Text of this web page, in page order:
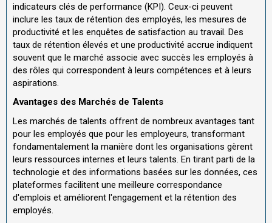
indicateurs clés de performance (KPI). Ceux-ci peuvent
inclure les taux de rétention des employés, les mesures de
productivité et les enquêtes de satisfaction au travail. Des
taux de rétention élevés et une productivité accrue indiquent
souvent que le marché associe avec succès les employés à
des rôles qui correspondent à leurs compétences et à leurs
aspirations.
Avantages des Marchés de Talents
Les marchés de talents offrent de nombreux avantages tant
pour les employés que pour les employeurs, transformant
fondamentalement la manière dont les organisations gèrent
leurs ressources internes et leurs talents. En tirant parti de la
technologie et des informations basées sur les données, ces
plateformes facilitent une meilleure correspondance
d'emplois et améliorent l'engagement et la rétention des
employés.